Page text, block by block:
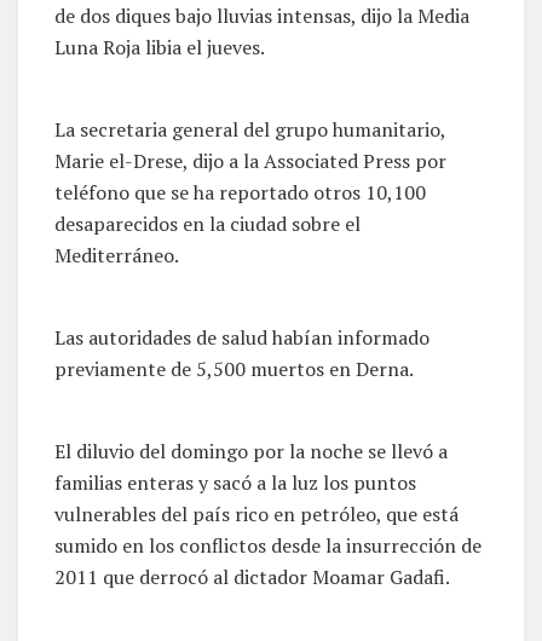
de dos diques bajo lluvias intensas, dijo la Media
Luna Roja libia el jueves.
La secretaria general del grupo humanitario,
Marie el-Drese, dijo a la Associated Press por
teléfono que se ha reportado otros 10,100
desaparecidos en la ciudad sobre el
Mediterráneo.
Las autoridades de salud habían informado
previamente de 5,500 muertos en Derna.
El diluvio del domingo por la noche se llevó a
familias enteras y sacó a la luz los puntos
vulnerables del país rico en petróleo, que está
sumido en los conflictos desde la insurrección de
2011 que derrocó al dictador Moamar Gadafi.